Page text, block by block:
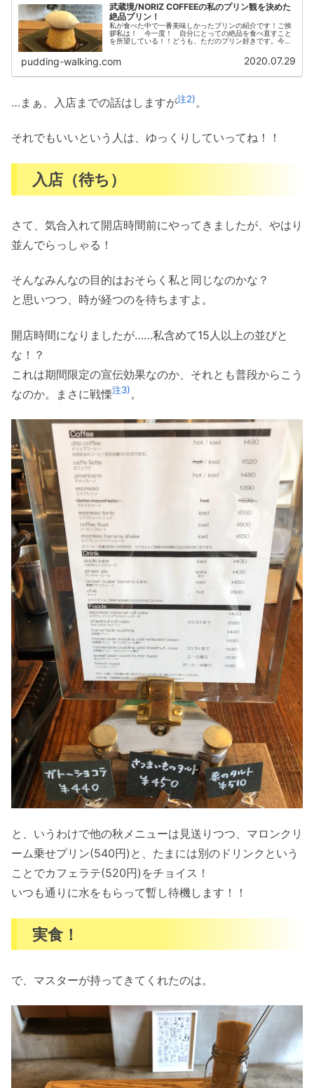
武蔵境/NORIZ COFFEEの私のプリン観を決めた
絶品プリン！
私が食べた中で一番美味しかったプリンの紹介です！ご挨
拶私は！ 今一度！ 自分にとっての絶品を食べ直すこと
を所望している！！どうも、ただのプリン好きです。今回
pudding-walking.com 2020.07.29
…まぁ、入店までの話はしますが注2)。
それでもいいという人は、ゆっくりしていってね！！
入店（待ち）
さて、気合入れて開店時間前にやってきましたが、やはり
並んでらっしゃる！
そんなみんなの目的はおそらく私と同じなのかな？
と思いつつ、時が経つのを待ちますよ。
開店時間になりましたが……私含めて15人以上の並びと
な！？
これは期間限定の宣伝効果なのか、それとも普段からこう
なのか。まさに戦慄注3)。
と、いうわけで他の秋メニューは見送りつつ、マロンクリ
ーム乗せプリン(540円)と、たまには別のドリンクという
ことでカフェラテ(520円)をチョイス！
いつも通りに水をもらって暫し待機します！！
実食！
で、マスターが持ってきてくれたのは。